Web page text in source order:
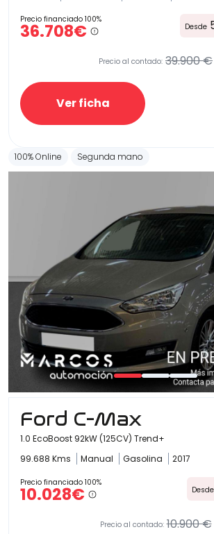
Precio financiado 100%
36.708€ Desde
Precio al contado: 39.900 €
Ver ficha
100% Online Segunda mano
Ford C-Max
1.0 EcoBoost 92kW (125CV) Trend+
99.688 Kms
Manual Gasolina 2017
Precio financiado 100%
10.028€ Desde
Precio al contado: 10.900 €